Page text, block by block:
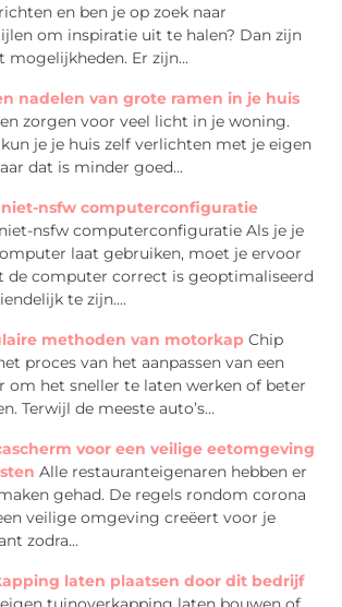
en ben je op zoek naar
om inspiratie uit te halen? Dan zijn
mogelijkheden. Er zijn...
nadelen van grote ramen in je huis
zorgen voor veel licht in je woning.
je je huis zelf verlichten met je eigen
dat is minder goed...
nsfw computerconfiguratie
nsfw computerconfiguratie Als je je
laat gebruiken, moet je ervoor
de computer correct is geoptimaliseerd
te zijn....
methoden van motorkap Chip
proces van het aanpassen van een
om het sneller te laten werken of beter
Terwijl de meeste auto’s...
voor een veilige eetomgeving
Alle restauranteigenaren hebben er
gehad. De regels rondom corona
veilige omgeving creëert voor je
zodra...
laten plaatsen door dit bedrijf